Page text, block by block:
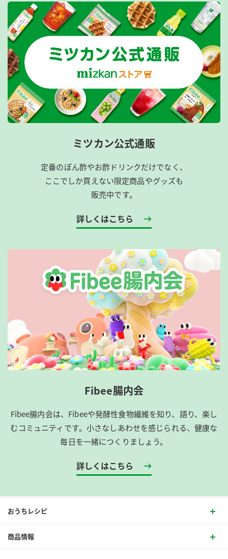
ミツカン公式通販
定番のぽん酢やお酢ドリンクだけでなく、
ここでしか買えない限定商品やグッズも
販売中です。
詳しくはこちら
Fibee腸内会
Fibee腸内会は、​Fibeeや発酵性食物繊維を知り、語り、楽し
むコミュニティです。​小さなしあわせを感じられる、健康な
毎日を一緒につくりましょう。
詳しくはこちら
おうちレシピ
商品情報